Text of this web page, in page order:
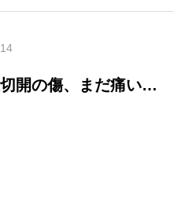
開の傷、まだ痛い…